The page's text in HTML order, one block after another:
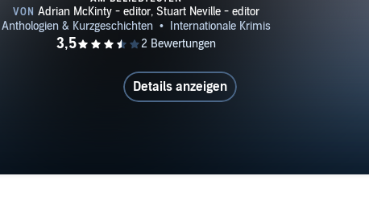
Details anzeigen